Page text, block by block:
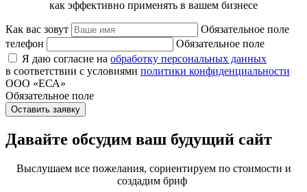
как эффективно применять в вашем бизнесе
Как вас зовут
Обязательное поле
телефон
Обязательное поле
Я даю согласие на обработку персональных данных
в соответствии с условиями политики конфиденциальности
ООО «ЕСА»
Обязательное поле
Оставить заявку
Давайте обсудим ваш будущий сайт
Выслушаем все пожелания, сориентируем по стоимости и
создадим бриф